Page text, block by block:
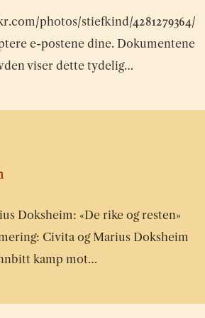
photos/stiefkind/4281279364/
e-postene dine. Dokumentene
viser dette tydelig…
Doksheim: «De rike og resten»
Civita og Marius Doksheim
kamp mot…